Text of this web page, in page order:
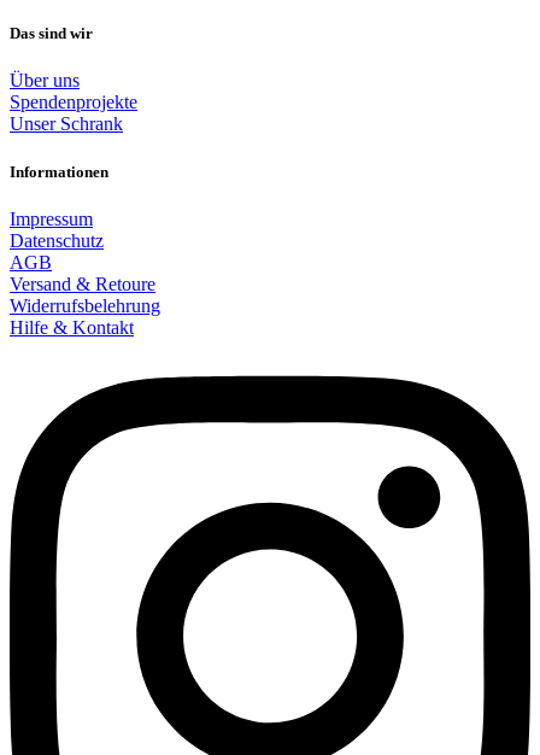
Das sind wir
Über uns
Spendenprojekte
Unser Schrank
Informationen
Impressum
Datenschutz
AGB
Versand & Retoure
Widerrufsbelehrung
Hilfe & Kontakt